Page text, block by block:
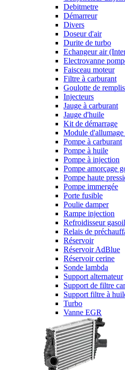
Debitmetre
Démarreur
Divers
Doseur d'air
Durite de turbo
Echangeur air
Electrovanne
Faisceau moteur
Filtre à carburant
Goulotte de
Injecteurs
Jauge à carburant
Jauge d'huile
Kit de démarrage
Module
Pompe à carburant
Pompe à huile
Pompe à injection
Pompe amorçage
Pompe haute
Pompe immergée
Porte fusible
Poulie damper
Rampe injection
Refroidisseur gasoil
Relais de
Réservoir
Réservoir AdBlue
Réservoir cerine
Sonde lambda
Support alternateur
Support de filtre
Support filtre à
Turbo
Vanne EGR